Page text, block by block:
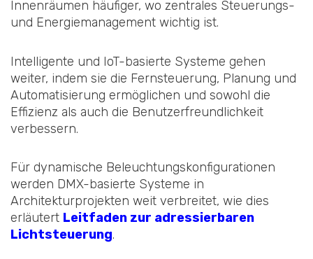
Innenräumen häufiger, wo zentrales Steuerungs-
und Energiemanagement wichtig ist.
Intelligente und IoT-basierte Systeme gehen
weiter, indem sie die Fernsteuerung, Planung und
Automatisierung ermöglichen und sowohl die
Effizienz als auch die Benutzerfreundlichkeit
verbessern.
Für dynamische Beleuchtungskonfigurationen
werden DMX-basierte Systeme in
Architekturprojekten weit verbreitet, wie dies
erläutert Leitfaden zur adressierbaren
Lichtsteuerung.